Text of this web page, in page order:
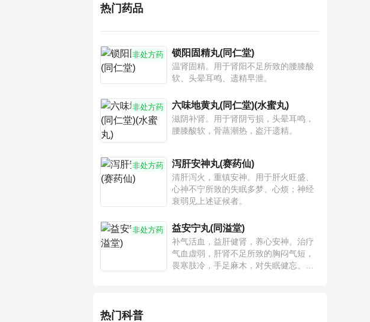
热门药品
非处方药 锁阳固精丸(同仁堂)
温肾固精。用于肾阳不足所致的腰膝酸
软、头晕耳鸣、遗精早泄。
非处方药 六味地黄丸(同仁堂)(水蜜丸)
滋阴补肾。用于肾阴亏损，头晕耳鸣，
腰膝酸软，骨蒸潮热，盗汗遗精。
非处方药 泻肝安神丸(赛药仙)
清肝泻火，重镇安神。用于肝火旺盛、
心神不宁所致的失眠多梦、心烦；神经
衰弱见上述证候者。
非处方药 益安宁丸(同溢堂)
补气活血，益肝健肾，养心安神。治疗
气血虚弱，肝肾不足所致的胸闷气短，
畏寒肢冷，手足麻木，对失眠健忘、神
热门科普